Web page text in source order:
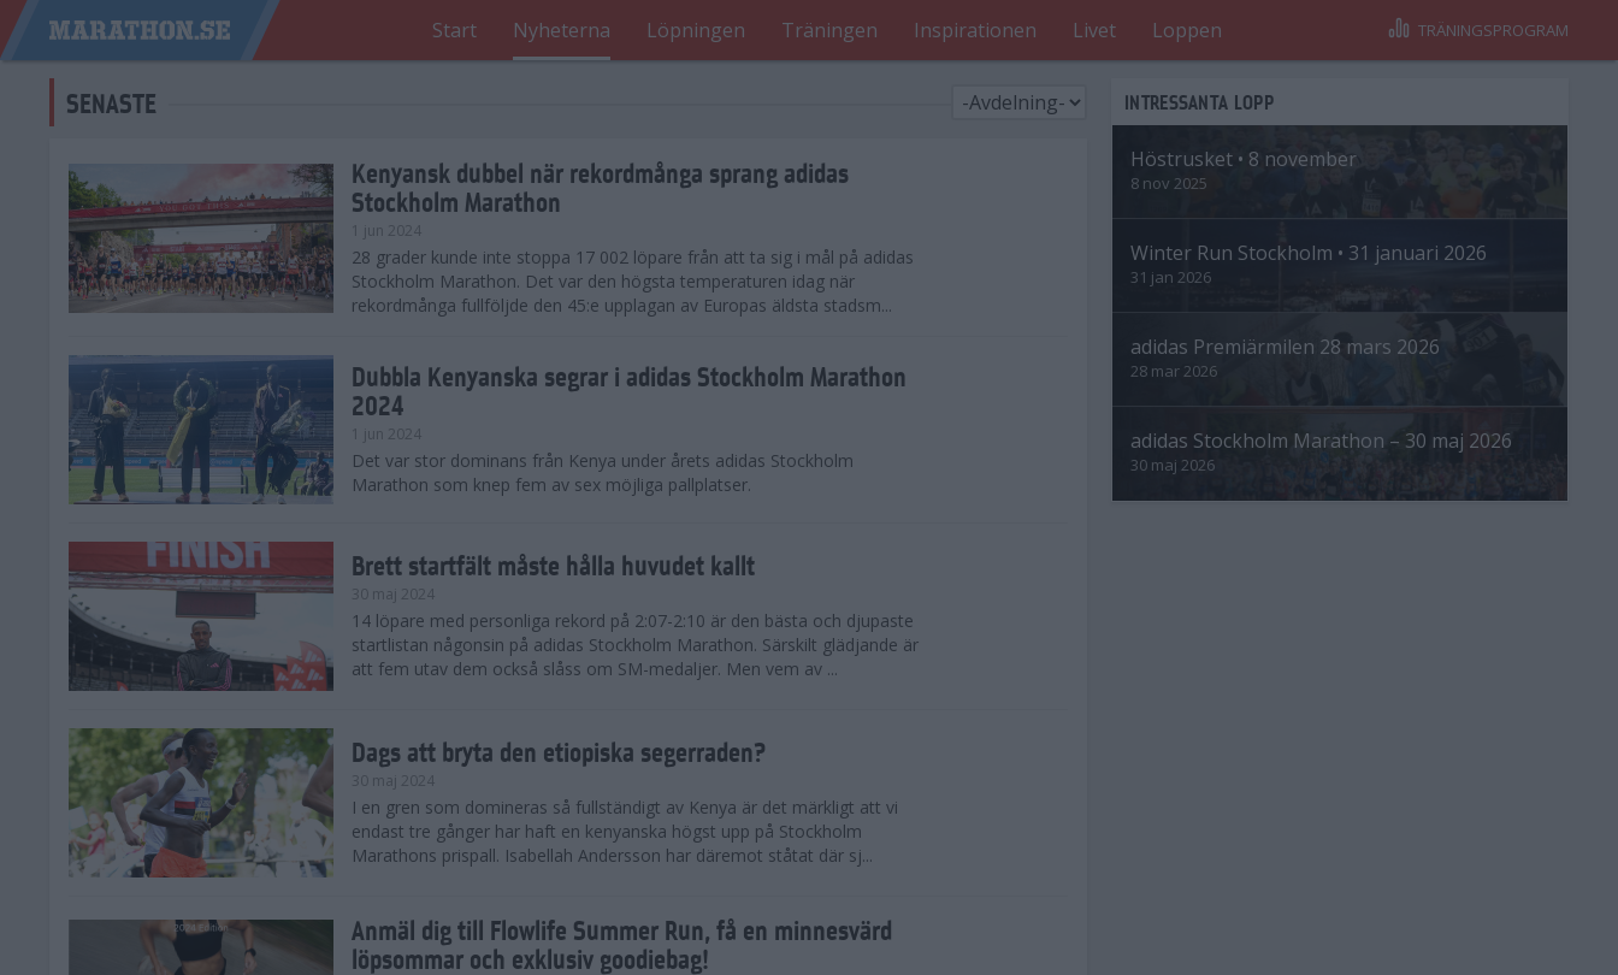
Start Nyheterna Löpningen Träningen Inspirationen Livet Loppen TRÄNINGSPROGRAM
SENASTE
Kenyansk dubbel när rekordmånga sprang adidas
Stockholm Marathon
1 jun 2024
28 grader kunde inte stoppa 17 002 löpare från att ta sig i mål på adidas
Stockholm Marathon. Det var den högsta temperaturen idag när
rekordmånga fullföljde den 45:e upplagan av Europas äldsta stadsm...
Dubbla Kenyanska segrar i adidas Stockholm Marathon
2024
1 jun 2024
Det var stor dominans från Kenya under årets adidas Stockholm
Marathon som knep fem av sex möjliga pallplatser.
Brett startfält måste hålla huvudet kallt
30 maj 2024
14 löpare med personliga rekord på 2:07-2:10 är den bästa och djupaste
startlistan någonsin på adidas Stockholm Marathon. Särskilt glädjande är
att fem utav dem också slåss om SM-medaljer. Men vem av ...
Dags att bryta den etiopiska segerraden?
30 maj 2024
I en gren som domineras så fullständigt av Kenya är det märkligt att vi
endast tre gånger har haft en kenyanska högst upp på Stockholm
Marathons prispall. Isabellah Andersson har däremot ståtat där sj...
Anmäl dig till Flowlife Summer Run, få en minnesvärd
löpsommar och exklusiv goodiebag!
INTRESSANTA LOPP
Höstrusket • 8 november
8 nov 2025
Winter Run Stockholm • 31 januari 2026
31 jan 2026
adidas Premiärmilen 28 mars 2026
28 mar 2026
adidas Stockholm Marathon – 30 maj 2026
30 maj 2026